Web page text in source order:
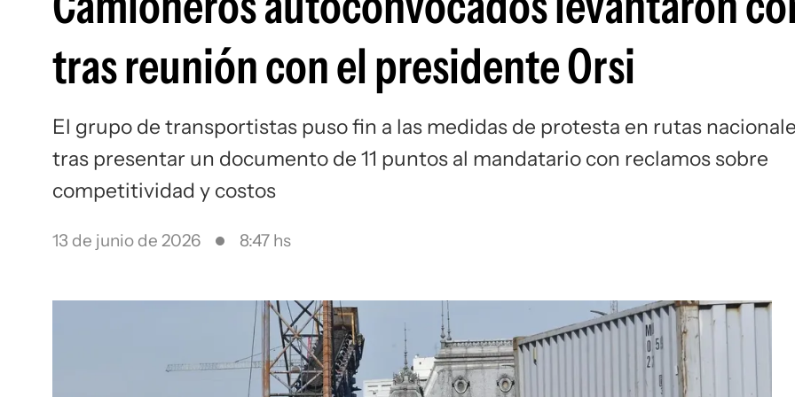
tras reunión con el presidente Orsi
El grupo de transportistas puso fin a las medidas de protesta en rutas
tras presentar un documento de 11 puntos al mandatario con reclamos sobre
competitividad y costos
13 de junio de 2026 8:47 hs